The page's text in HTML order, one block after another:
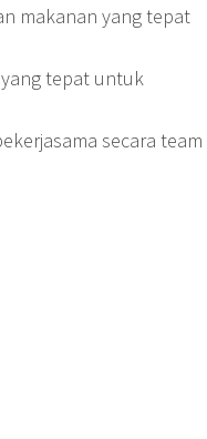
makanan yang tepat
tepat untuk
secara team